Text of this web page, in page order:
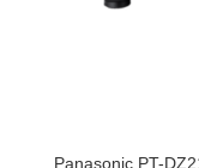
Panasonic PT-